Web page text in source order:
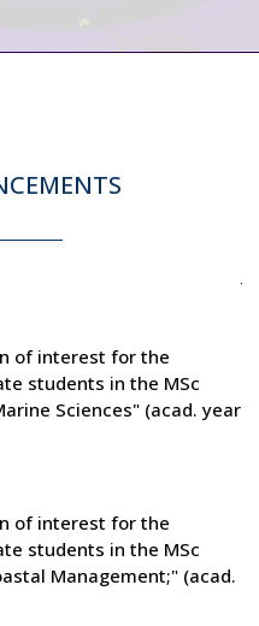
of interest for the
students in the MSc
Sciences" (acad. year
of interest for the
students in the MSc
Management;" (acad.